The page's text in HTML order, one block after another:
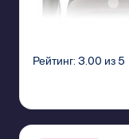
Рейтинг: 3.00 из 5